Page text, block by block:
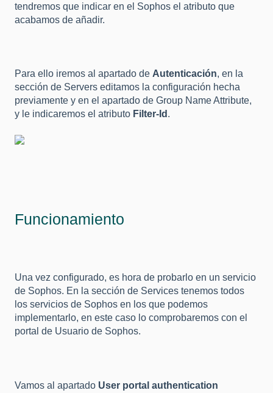
tendremos que indicar en el Sophos el atributo que
acabamos de añadir.
Para ello iremos al apartado de Autenticación, en la
sección de Servers editamos la configuración hecha
previamente y en el apartado de Group Name Attribute,
y le indicaremos el atributo Filter-Id .
Funcionamiento
Una vez configurado, es hora de probarlo en un servicio
de Sophos. En la sección de Services tenemos todos
los servicios de Sophos en los que podemos
implementarlo, en este caso lo comprobaremos con el
portal de Usuario de Sophos.
Vamos al apartado User portal authentication